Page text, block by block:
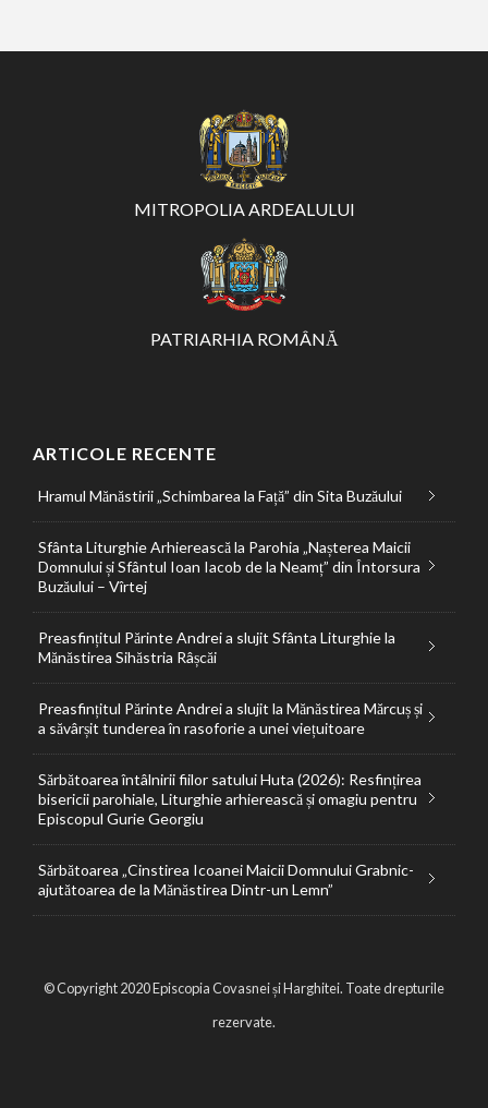
MITROPOLIA ARDEALULUI
PATRIARHIA ROMÂNĂ
ARTICOLE RECENTE
Hramul Mănăstirii „Schimbarea la Față” din Sita Buzăului
Sfânta Liturghie Arhierească la Parohia „Nașterea Maicii
Domnului și Sfântul Ioan Iacob de la Neamț” din Întorsura
Buzăului – Vîrtej
Preasfințitul Părinte Andrei a slujit Sfânta Liturghie la
Mănăstirea Sihăstria Râșcăi
Preasfințitul Părinte Andrei a slujit la Mănăstirea Mărcuș și
a săvârșit tunderea în rasoforie a unei viețuitoare
Sărbătoarea întâlnirii fiilor satului Huta (2026): Resfințirea
bisericii parohiale, Liturghie arhierească și omagiu pentru
Episcopul Gurie Georgiu
Sărbătoarea „Cinstirea Icoanei Maicii Domnului Grabnic-
ajutătoarea de la Mănăstirea Dintr-un Lemn”
© Copyright 2020 Episcopia Covasnei și Harghitei. Toate drepturile
rezervate.